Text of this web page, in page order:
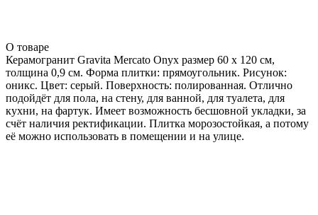
О товаре
Керамогранит Gravita Mercato Onyx размер 60 x 120 см,
толщина 0,9 см. Форма плитки: прямоугольник. Рисунок:
оникс. Цвет: серый. Поверхность: полированная. Отлично
подойдёт для пола, на стену, для ванной, для туалета, для
кухни, на фартук. Имеет возможность бесшовной укладки, за
счёт наличия ректификации. Плитка морозостойкая, а потому
её можно использовать в помещении и на улице.